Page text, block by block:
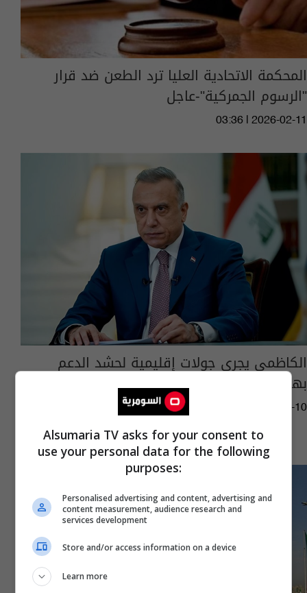
المحكمة الاتحادية العليا ترد الطعن ضد قرار
"الرسوم الجمركية"-عاجل
03:36 | 2026-02-11
الكاظمي يجري جولات إقليمية لحشد الدعم
بهدف عودته لرئاسة الوزراء
07:38 | 2026-02-10
Alsumaria TV asks for your consent to
use your personal data for the following
purposes:
Personalised advertising and content, advertising and
content measurement, audience research and
services development
Store and/or access information on a device
Learn more